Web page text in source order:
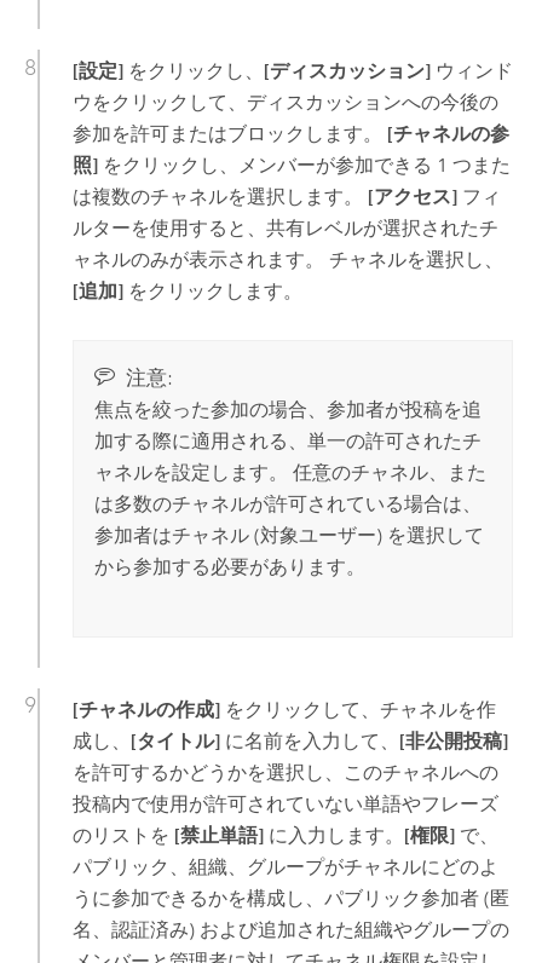
[設定]をクリックし、 [ディスカッション]ウィンド
ウをクリックして、ディスカッションへの今後の
参加を許可またはブロックします。 [チャネルの参
照]をクリックし、メンバーが参加できる 1 つまた
は複数のチャネルを選択します。 [アクセス]フィ
ルターを使用すると、共有レベルが選択されたチ
ャネルのみが表示されます。 チャネルを選択し、
[追加]をクリックします。
注意:
焦点を絞った参加の場合、参加者が投稿を追
加する際に適用される、単一の許可されたチ
ャネルを設定します。 任意のチャネル、また
は多数のチャネルが許可されている場合は、
参加者はチャネル (対象ユーザー) を選択して
から参加する必要があります。
[チャネルの作成]をクリックして、チャネルを作
成し、 [タイトル]に名前を入力して、 [非公開投稿]
を許可するかどうかを選択し、このチャネルへの
投稿内で使用が許可されていない単語やフレーズ
のリストを [禁止単語]に入力します。 [権限]で、
パブリック、組織、グループがチャネルにどのよ
うに参加できるかを構成し、パブリック参加者 (匿
名、認証済み) および追加された組織やグループの